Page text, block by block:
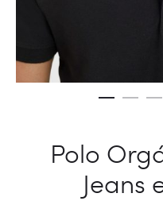
Polo
Jeans